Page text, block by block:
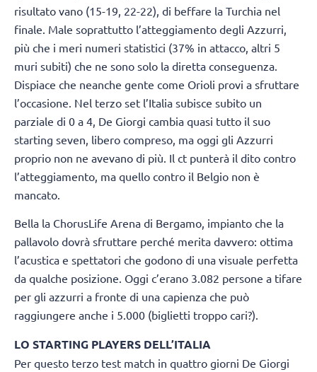
risultato vano (15-19, 22-22), di beffare la Turchia nel
finale. Male soprattutto l’atteggiamento degli Azzurri,
più che i meri numeri statistici (37% in attacco, altri 5
muri subiti) che ne sono solo la diretta conseguenza.
Dispiace che neanche gente come Orioli provi a sfruttare
l’occasione. Nel terzo set l’Italia subisce subito un
parziale di 0 a 4, De Giorgi cambia quasi tutto il suo
starting seven, libero compreso, ma oggi gli Azzurri
proprio non ne avevano di più. Il ct punterà il dito contro
l’atteggiamento, ma quello contro il Belgio non è
mancato.
Bella la ChorusLife Arena di Bergamo, impianto che la
pallavolo dovrà sfruttare perché merita davvero: ottima
l’acustica e spettatori che godono di una visuale perfetta
da qualche posizione. Oggi c’erano 3.082 persone a tifare
per gli azzurri a fronte di una capienza che può
raggiungere anche i 5.000 (biglietti troppo cari?).
LO STARTING PLAYERS DELL’ITALIA
Per questo terzo test match in quattro giorni De Giorgi